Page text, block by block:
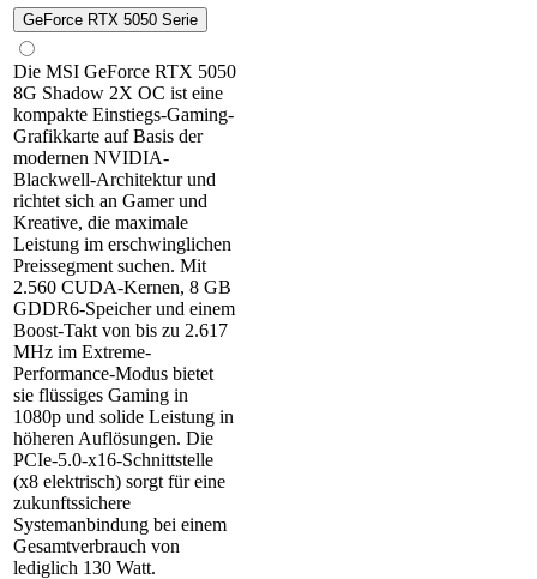
GeForce RTX 5050 Serie
Die MSI GeForce RTX 5050
8G Shadow 2X OC ist eine
kompakte Einstiegs-Gaming-
Grafikkarte auf Basis der
modernen NVIDIA-
Blackwell-Architektur und
richtet sich an Gamer und
Kreative, die maximale
Leistung im erschwinglichen
Preissegment suchen. Mit
2.560 CUDA-Kernen, 8 GB
GDDR6-Speicher und einem
Boost-Takt von bis zu 2.617
MHz im Extreme-
Performance-Modus bietet
sie flüssiges Gaming in
1080p und solide Leistung in
höheren Auflösungen. Die
PCIe-5.0-x16-Schnittstelle
(x8 elektrisch) sorgt für eine
zukunftssichere
Systemanbindung bei einem
Gesamtverbrauch von
lediglich 130 Watt.